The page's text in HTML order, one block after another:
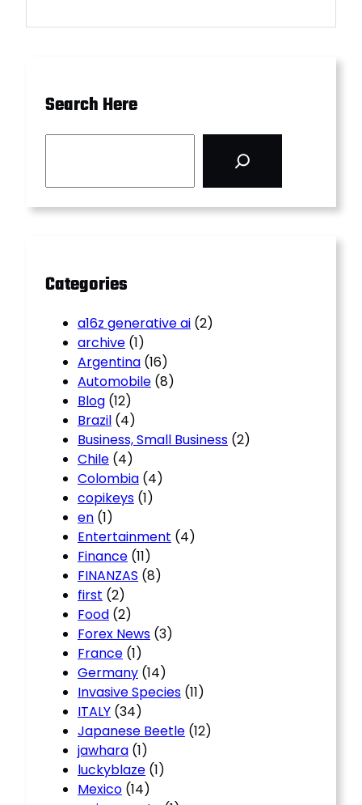
Search Here
Categories
a16z generative ai (2)
archive (1)
Argentina (16)
Automobile (8)
Blog (12)
Brazil (4)
Business, Small Business (2)
Chile (4)
Colombia (4)
copikeys (1)
en (1)
Entertainment (4)
Finance (11)
FINANZAS (8)
first (2)
Food (2)
Forex News (3)
France (1)
Germany (14)
Invasive Species (11)
ITALY (34)
Japanese Beetle (12)
jawhara (1)
luckyblaze (1)
Mexico (14)